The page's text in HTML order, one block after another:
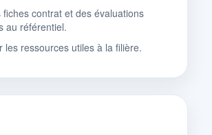
fiches contrat et des évaluations
au référentiel.
les ressources utiles à la filière.